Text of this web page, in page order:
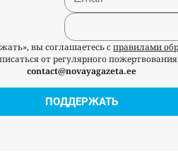
вы соглашаетесь справилами
от регулярного
contact@novayagazeta.ee
ПОДДЕРЖАТЬ